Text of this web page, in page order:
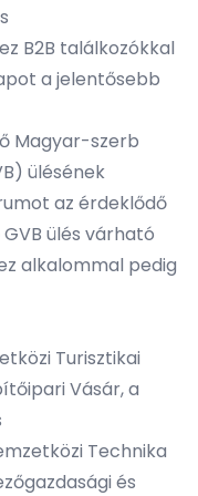
B2B találkozókkal
a jelentősebb
Magyar-szerb
ülésének
az érdeklődő
ülés várható
alkalommal pedig
Turisztikai
Vásár, a
Technika
és